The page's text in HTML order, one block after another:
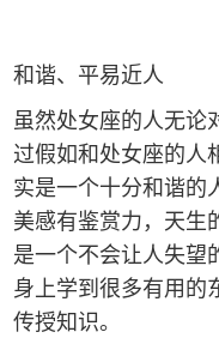
和谐、平易近人
虽然处女座的人无论
过假如和处女座的人
实是一个十分和谐的
美感有鉴赏力，天生
是一个不会让人失望
身上学到很多有用的
传授知识。